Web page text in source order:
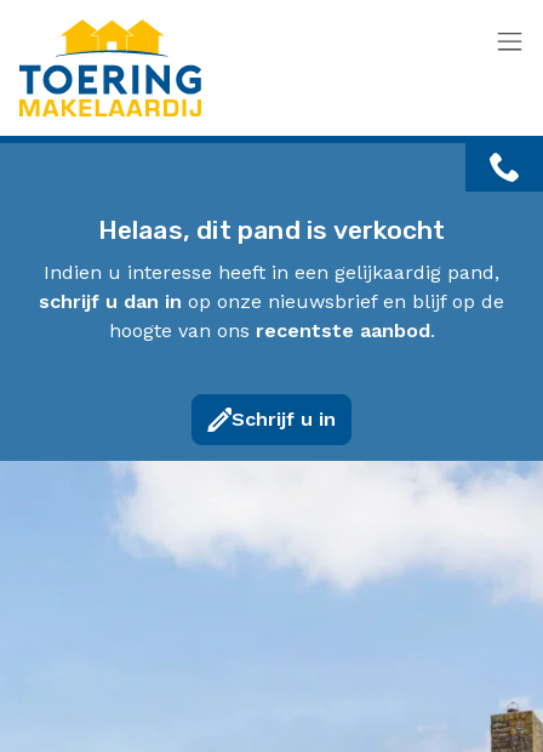
Menu overslaan en naar de inhoud gaan
Helaas, dit pand is verkocht
Indien u interesse heeft in een gelijkaardig pand,
schrijf u dan in op onze nieuwsbrief en blijf op de
hoogte van ons recentste aanbod.
Schrijf u in